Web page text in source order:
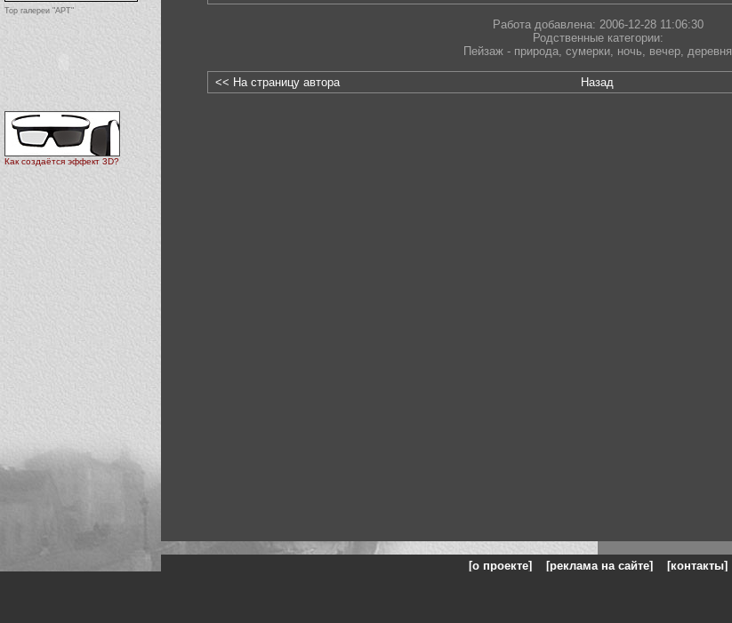
Top галереи "АРТ"
Как создаётся эффект 3D?
Работа добавлена: 2006-12-28 11:06:30
Родственные категории:
Пейзаж - природа, сумерки, ночь, вечер, деревня
<< На страницу автора Назад
[о проекте] [реклама на сайте] [контакты]